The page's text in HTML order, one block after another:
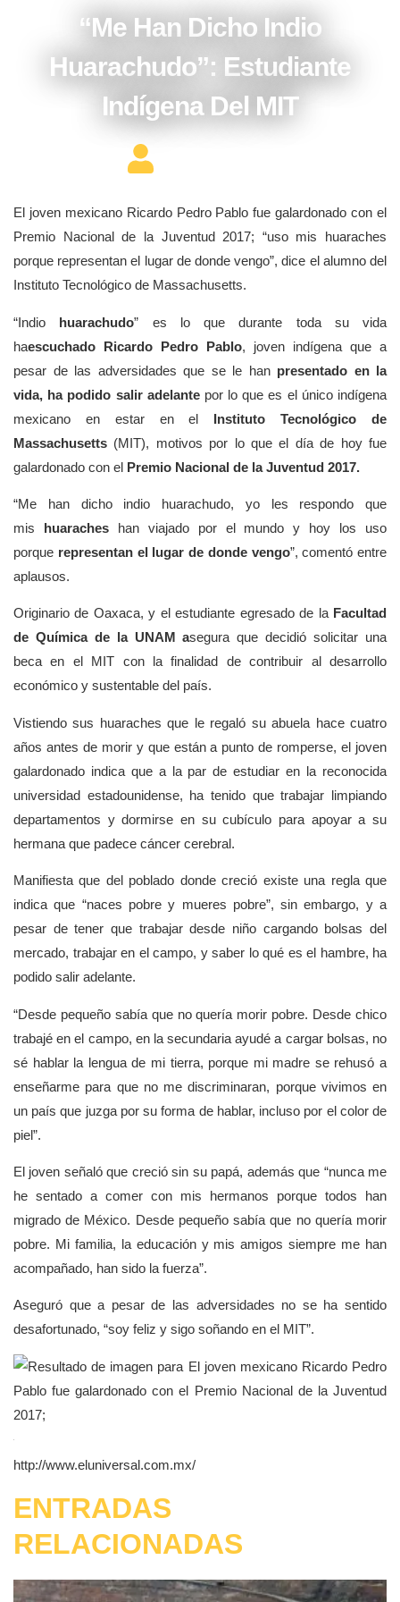
“Me Han Dicho Indio
Huarachudo”: Estudiante
Indígena Del MIT
El joven mexicano Ricardo Pedro Pablo fue galardonado con el
Premio Nacional de la Juventud 2017; “uso mis huaraches
porque representan el lugar de donde vengo”, dice el alumno del
Instituto Tecnológico de Massachusetts.
“Indio huarachudo” es lo que durante toda su vida
haescuchado Ricardo Pedro Pablo, joven indígena que a
pesar de las adversidades que se le han presentado en la
vida, ha podido salir adelantepor lo que es el único indígena
mexicano en estar en el Instituto Tecnológico de
Massachusetts (MIT), motivos por lo que el día de hoy fue
galardonado con el Premio Nacional de la Juventud 2017.
“Me han dicho indio huarachudo, yo les respondo que
mis huaraches han viajado por el mundo y hoy los uso
porque representan el lugar de donde vengo”, comentó entre
aplausos.
Originario de Oaxaca, y el estudiante egresado de la Facultad
de Química de la UNAM asegura que decidió solicitar una
beca en el MIT con la finalidad de contribuir al desarrollo
económico y sustentable del país.
Vistiendo sus huaraches que le regaló su abuela hace cuatro
años antes de morir y que están a punto de romperse, el joven
galardonado indica que a la par de estudiar en la reconocida
universidad estadounidense, ha tenido que trabajar limpiando
departamentos y dormirse en su cubículo para apoyar a su
hermana que padece cáncer cerebral.
Manifiesta que del poblado donde creció existe una regla que
indica que “naces pobre y mueres pobre”, sin embargo, y a
pesar de tener que trabajar desde niño cargando bolsas del
mercado, trabajar en el campo, y saber lo qué es el hambre, ha
podido salir adelante.
“Desde pequeño sabía que no quería morir pobre. Desde chico
trabajé en el campo, en la secundaria ayudé a cargar bolsas, no
sé hablar la lengua de mi tierra, porque mi madre se rehusó a
enseñarme para que no me discriminaran, porque vivimos en
un país que juzga por su forma de hablar, incluso por el color de
piel”.
El joven señaló que creció sin su papá, además que “nunca me
he sentado a comer con mis hermanos porque todos han
migrado de México. Desde pequeño sabía que no quería morir
pobre. Mi familia, la educación y mis amigos siempre me han
acompañado, han sido la fuerza”.
Aseguró que a pesar de las adversidades no se ha sentido
desafortunado, “soy feliz y sigo soñando en el MIT”.
http://www.eluniversal.com.mx/
ENTRADAS
RELACIONADAS